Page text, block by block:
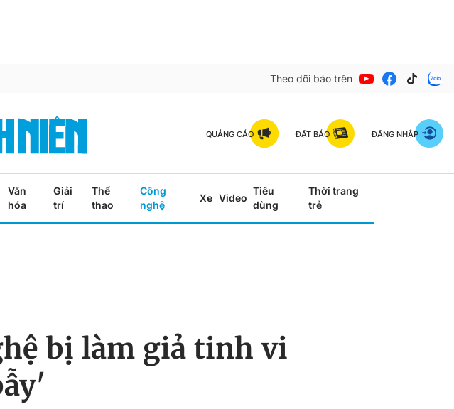
Theo dõi báo trên
QUẢNG CÁO ĐẶT BÁO ĐĂNG NHẬP
Văn
hóa
Giải
trí
Thể
thao
Công
nghệ
Xe Video
Tiêu
dùng
Thời trang
trẻ
bị làm giả tinh vi